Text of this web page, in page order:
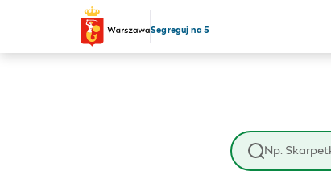
Przejdź do treści
Segreguj na 5
Wyszukaj